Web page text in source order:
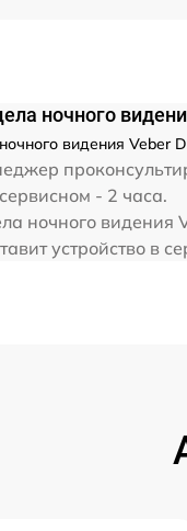
ночного
видения Veber
- 2 часа.
ночного видения
устройство в